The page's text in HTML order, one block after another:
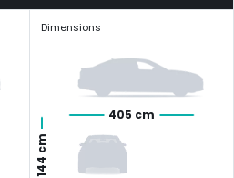
Dimensions
405 cm
144 cm